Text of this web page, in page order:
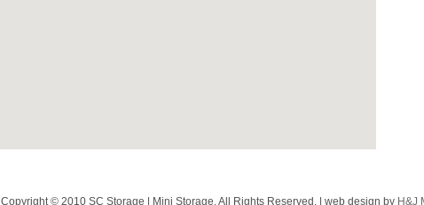
Copyright © 2010 SC Storage | Mini Storage. All Rights Reserved. | web design by H&J